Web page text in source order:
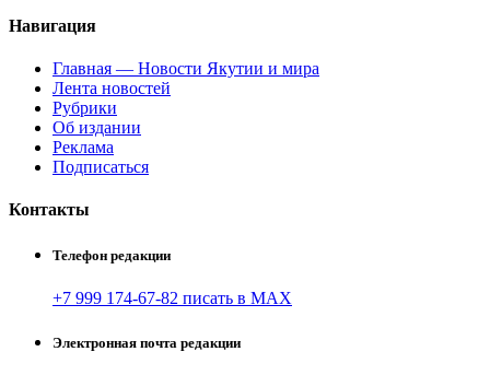
Навигация
Главная — Новости Якутии и мира
Лента новостей
Рубрики
Об издании
Реклама
Подписаться
Контакты
Телефон редакции
+7 999 174-67-82 писать в MAX
Электронная почта редакции